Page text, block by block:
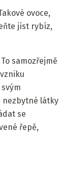
ovoce,
jíst rybíz,
samozřejmě
nezbytné látky
se
řepě,